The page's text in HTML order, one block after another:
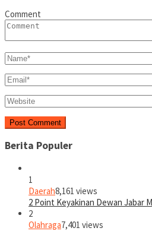
Comment
Berita Populer
1
Daerah8,161 views
2 Point Keyakinan Dewan Jabar
2
Olahraga7,401 views